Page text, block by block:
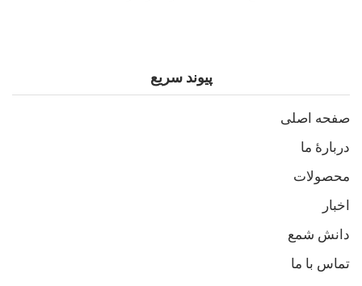
پیوند سریع
صفحه اصلی
دربارهٔ ما
محصولات
اخبار
دانش شمع
تماس با ما